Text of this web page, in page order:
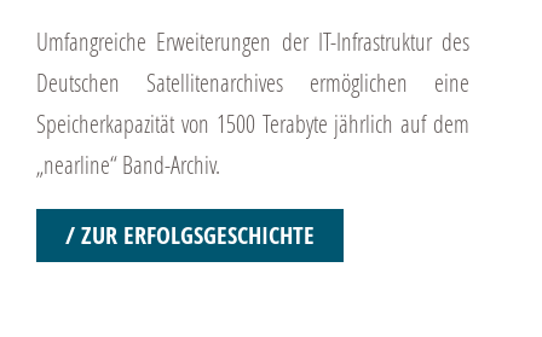
Umfangreiche Erweiterungen der IT-Infrastruktur des
Deutschen Satellitenarchives ermöglichen eine
Speicherkapazität von 1500 Terabyte jährlich auf dem
„nearline“ Band-Archiv.
/ ZUR ERFOLGSGESCHICHTE